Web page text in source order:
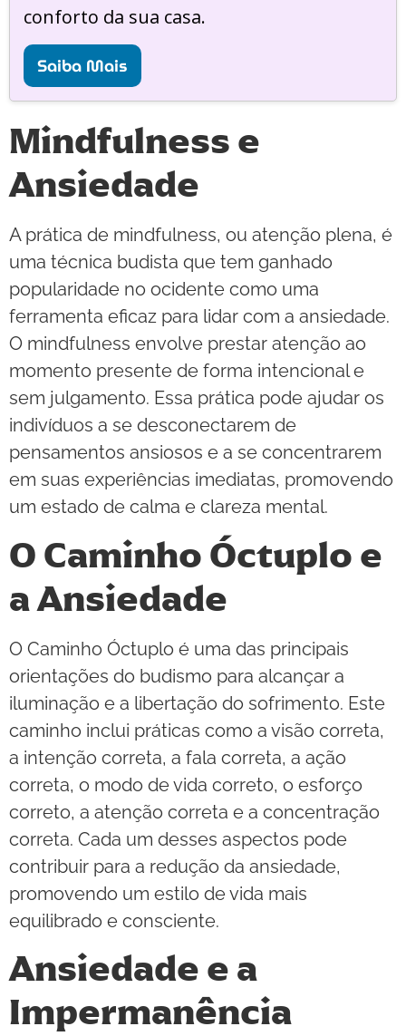
conforto da sua casa.
Saiba Mais
Mindfulness e
Ansiedade
A prática de mindfulness, ou atenção plena, é
uma técnica budista que tem ganhado
popularidade no ocidente como uma
ferramenta eficaz para lidar com a ansiedade.
O mindfulness envolve prestar atenção ao
momento presente de forma intencional e
sem julgamento. Essa prática pode ajudar os
indivíduos a se desconectarem de
pensamentos ansiosos e a se concentrarem
em suas experiências imediatas, promovendo
um estado de calma e clareza mental.
O Caminho Óctuplo e
a Ansiedade
O Caminho Óctuplo é uma das principais
orientações do budismo para alcançar a
iluminação e a libertação do sofrimento. Este
caminho inclui práticas como a visão correta,
a intenção correta, a fala correta, a ação
correta, o modo de vida correto, o esforço
correto, a atenção correta e a concentração
correta. Cada um desses aspectos pode
contribuir para a redução da ansiedade,
promovendo um estilo de vida mais
equilibrado e consciente.
Ansiedade e a
Impermanência